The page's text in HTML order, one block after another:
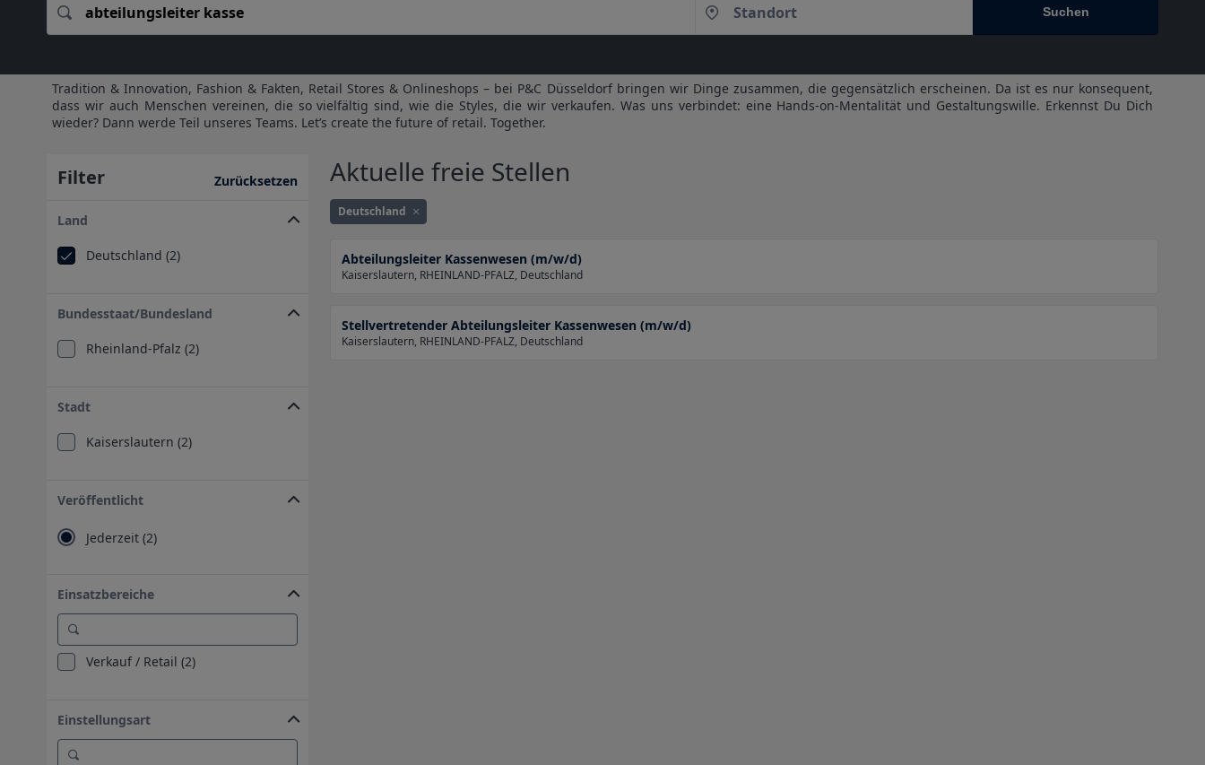
Suchen
Tradition & Innovation, Fashion & Fakten, Retail Stores & Onlineshops – bei P&C Düsseldorf bringen wir Dinge zusammen, die gegensätzlich erscheinen. Da ist es nur konsequent,
dass wir auch Menschen vereinen, die so vielfältig sind, wie die Styles, die wir verkaufen. Was uns verbindet: eine Hands-on-Mentalität und Gestaltungswille. Erkennst Du Dich
wieder? Dann werde Teil unseres Teams. Let’s create the future of retail. Together.
Filter Zurücksetzen
Land
Deutschland (2)
Bundesstaat/Bundesland
Rheinland-Pfalz (2)
Stadt
Kaiserslautern (2)
Veröffentlicht
Jederzeit (2)
Einsatzbereiche
Verkauf / Retail (2)
Einstellungsart
Aktuelle freie Stellen
Deutschland
Abteilungsleiter Kassenwesen (m/w/d)
Kaiserslautern, RHEINLAND-PFALZ, Deutschland
Stellvertretender Abteilungsleiter Kassenwesen (m/w/d)
Kaiserslautern, RHEINLAND-PFALZ, Deutschland